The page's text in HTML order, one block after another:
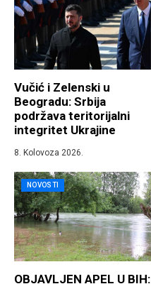
Vučić i Zelenski u
Beogradu: Srbija
podržava teritorijalni
integritet Ukrajine
8. Kolovoza 2026.
NOVOSTI
OBJAVLJEN APEL U BIH: